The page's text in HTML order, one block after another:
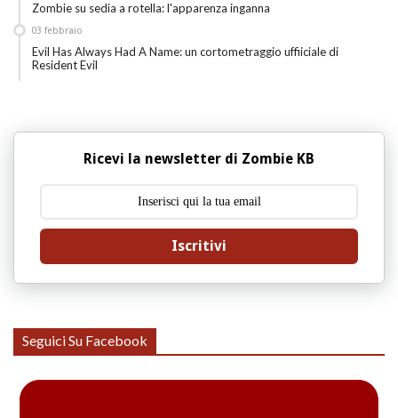
Zombie su sedia a rotella: l'apparenza inganna
Evil Has Always Had A Name: un cortometraggio uffiiciale di
Resident Evil
03 febbraio
Ricevi la newsletter di Zombie KB
Iscritivi
Seguici Su Facebook